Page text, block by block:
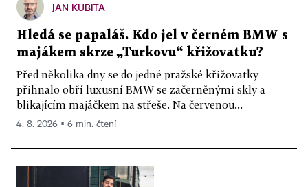
JAN KUBITA
Hledá se papaláš. Kdo jel v černém BMW s
majákem skrze „Turkovu“ křižovatku?
Před několika dny se do jedné pražské křižovatky
přihnalo obří luxusní BMW se začerněnými skly a
blikajícím majáčkem na střeše. Na červenou...
4. 8. 2026 ▪ 6 min. čtení